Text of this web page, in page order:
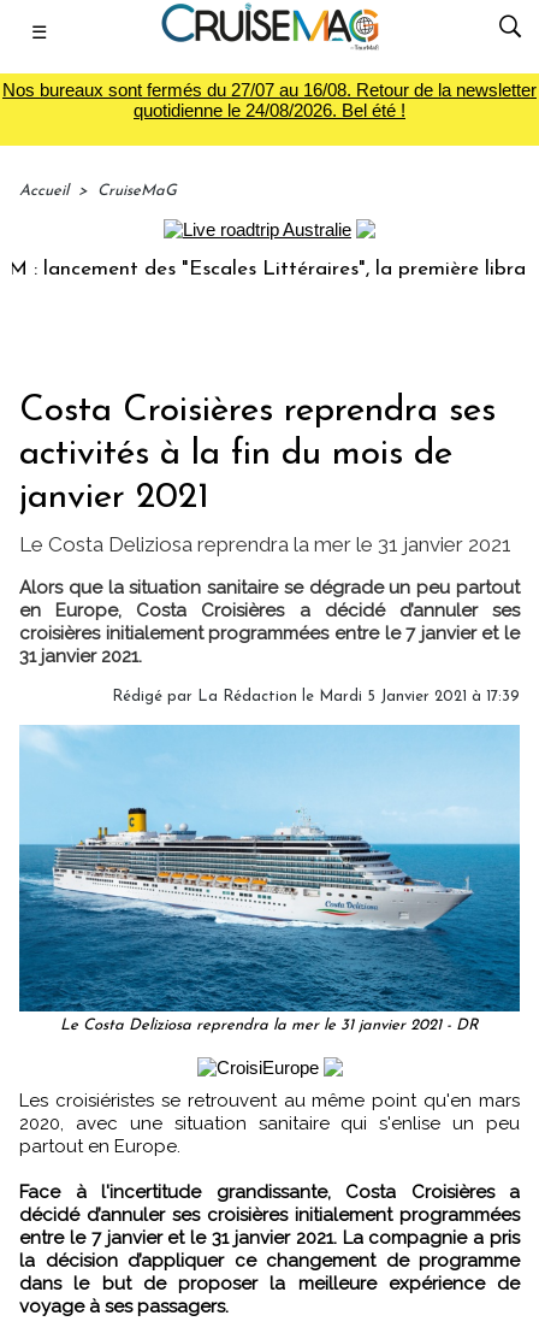
☰
Nos bureaux sont fermés du 27/07 au 16/08. Retour de la newsletter
quotidienne le 24/08/2026. Bel été !
Accueil > CruiseMaG
des "Escales Littéraires", la première librairie du
Costa Croisières reprendra ses
activités à la fin du mois de
janvier 2021
Le Costa Deliziosa reprendra la mer le 31 janvier 2021
Alors que la situation sanitaire se dégrade un peu partout
en Europe, Costa Croisières a décidé d’annuler ses
croisières initialement programmées entre le 7 janvier et le
31 janvier 2021.
Rédigé par La Rédaction le Mardi 5 Janvier 2021 à 17:39
Le Costa Deliziosa reprendra la mer le 31 janvier 2021 - DR
Les croisiéristes se retrouvent au même point qu'en mars
2020, avec une situation sanitaire qui s'enlise un peu
partout en Europe.
Face à l'incertitude grandissante, Costa Croisières a
décidé d’annuler ses croisières initialement programmées
entre le 7 janvier et le 31 janvier 2021. La compagnie a pris
la décision d’appliquer ce changement de programme
dans le but de proposer la meilleure expérience de
voyage à ses passagers.